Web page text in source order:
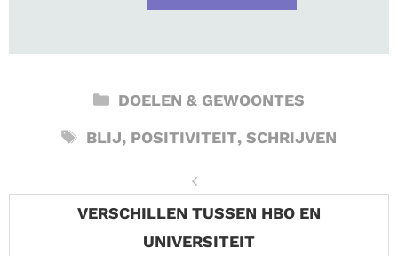
CATEGORIEËN
DOELEN & GEWOONTES
TAGS
BLIJ, POSITIVITEIT,SCHRIJVEN
VERSCHILLEN TUSSEN HBO EN
UNIVERSITEIT